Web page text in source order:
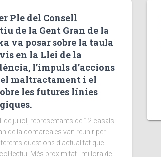
Ple del Consell
de la Gent Gran de la
va posar sobre la taula
en la Llei de la
l’impuls d’accions
maltractament i el
les futures línies
de juliol, representants de 12 casals
de la comarca es van reunir per
qüestions d’actualitat que
Més proximitat i millora de